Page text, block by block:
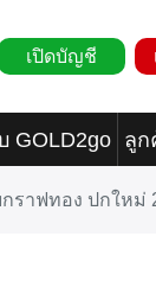
เปิดบัญชี
GOLD2go ลูก
ราฟทอง ปกใหม่